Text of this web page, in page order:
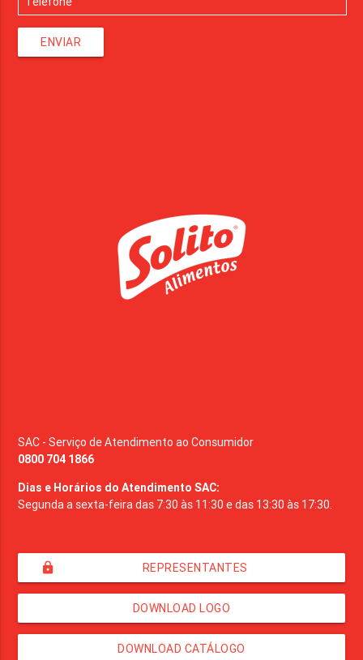
ENVIAR
SAC - Serviço de Atendimento ao Consumidor
0800 704 1866
Dias e Horários do Atendimento SAC:
Segunda a sexta-feira das 7:30 às 11:30 e das 13:30 às 17:30.
lock REPRESENTANTES
DOWNLOAD LOGO
DOWNLOAD CATÁLOGO